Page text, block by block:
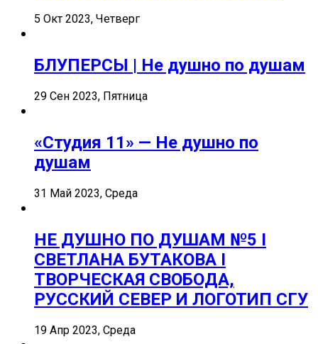
5 Окт 2023, Четверг
БЛУПЕРСЫ | Не душно по душам
29 Сен 2023, Пятница
«Студия 11» — Не душно по
душам
31 Май 2023, Среда
НЕ ДУШНО ПО ДУШАМ №5 I
СВЕТЛАНА БУТАКОВА I
ТВОРЧЕСКАЯ СВОБОДА,
РУССКИЙ СЕВЕР И ЛОГОТИП СГУ
19 Апр 2023, Среда